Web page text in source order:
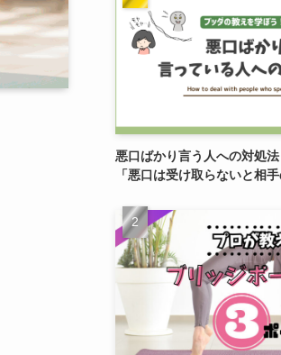
悪口ばかり言う人への対処
「悪口は受け取らないと相手